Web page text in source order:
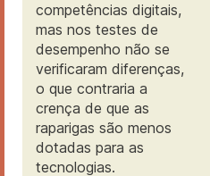
competências digitais,
mas nos testes de
desempenho não se
verificaram diferenças,
o que contraria a
crença de que as
raparigas são menos
dotadas para as
tecnologias.